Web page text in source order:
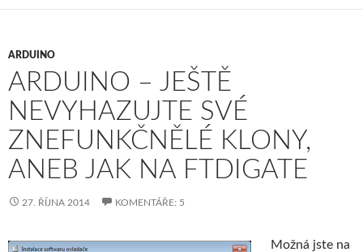
ARDUINO
ARDUINO – JEŠTĚ
NEVYHAZUJTE SVÉ
ZNEFUNKČNĚLÉ KLONY,
ANEB JAK NA FTDIGATE
27. ŘÍJNA 2014 KOMENTÁŘE: 5
Možná jste na